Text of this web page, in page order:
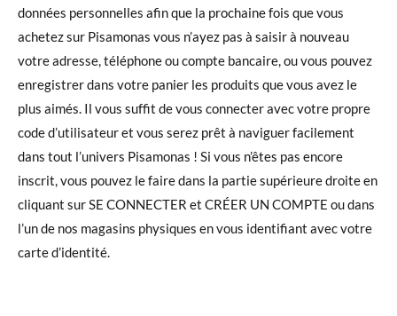
données personnelles afin que la prochaine fois que vous
achetez sur Pisamonas vous n’ayez pas à saisir à nouveau
votre adresse, téléphone ou compte bancaire, ou vous pouvez
enregistrer dans votre panier les produits que vous avez le
plus aimés. Il vous suffit de vous connecter avec votre propre
code d’utilisateur et vous serez prêt à naviguer facilement
dans tout l’univers Pisamonas ! Si vous n’êtes pas encore
inscrit, vous pouvez le faire dans la partie supérieure droite en
cliquant sur SE CONNECTER et CRÉER UN COMPTE ou dans
l’un de nos magasins physiques en vous identifiant avec votre
carte d’identité.